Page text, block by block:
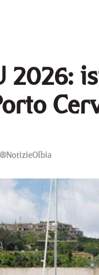
2026:
@NotizieOlbia